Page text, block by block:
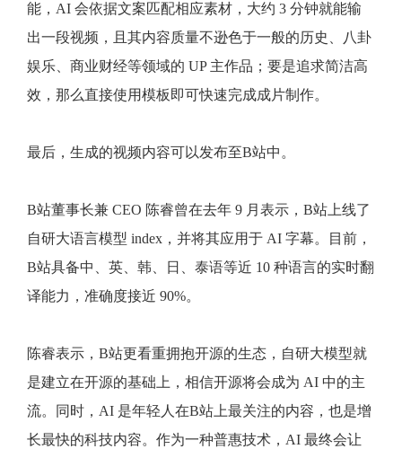
能，AI 会依据文案匹配相应素材，大约 3 分钟就能输
出一段视频，且其内容质量不逊色于一般的历史、八卦
娱乐、商业财经等领域的 UP 主作品；要是追求简洁高
效，那么直接使用模板即可快速完成成片制作。
最后，生成的视频内容可以发布至B站中。
B站董事长兼 CEO 陈睿曾在去年 9 月表示，B站上线了
自研大语言模型 index，并将其应用于 AI 字幕。目前，
B站具备中、英、韩、日、泰语等近 10 种语言的实时翻
译能力，准确度接近 90%。
陈睿表示，B站更看重拥抱开源的生态，自研大模型就
是建立在开源的基础上，相信开源将会成为 AI 中的主
流。同时，AI 是年轻人在B站上最关注的内容，也是增
长最快的科技内容。作为一种普惠技术，AI 最终会让